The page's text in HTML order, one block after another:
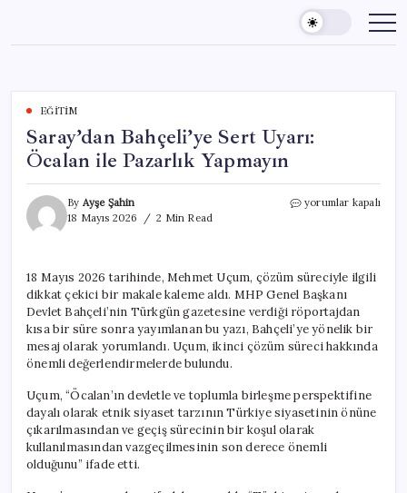
content
EĞITIM
Saray’dan Bahçeli’ye Sert Uyarı:
Öcalan ile Pazarlık Yapmayın
By Ayşe Şahin
18 Mayıs 2026
2 Min Read
Saray’dan
ile
Pazarlık
Yapmayın
için
yorumlar kapalı
18 Mayıs 2026 tarihinde, Mehmet Uçum, çözüm süreciyle ilgili
dikkat çekici bir makale kaleme aldı. MHP Genel Başkanı
Devlet Bahçeli’nin Türkgün gazetesine verdiği röportajdan
kısa bir süre sonra yayımlanan bu yazı, Bahçeli’ye yönelik bir
mesaj olarak yorumlandı. Uçum, ikinci çözüm süreci hakkında
önemli değerlendirmelerde bulundu.
Uçum, “Öcalan’ın devletle ve toplumla birleşme perspektifine
dayalı olarak etnik siyaset tarzının Türkiye siyasetinin önüne
çıkarılmasından ve geçiş sürecinin bir koşul olarak
kullanılmasından vazgeçilmesinin son derece önemli
olduğunu” ifade etti.